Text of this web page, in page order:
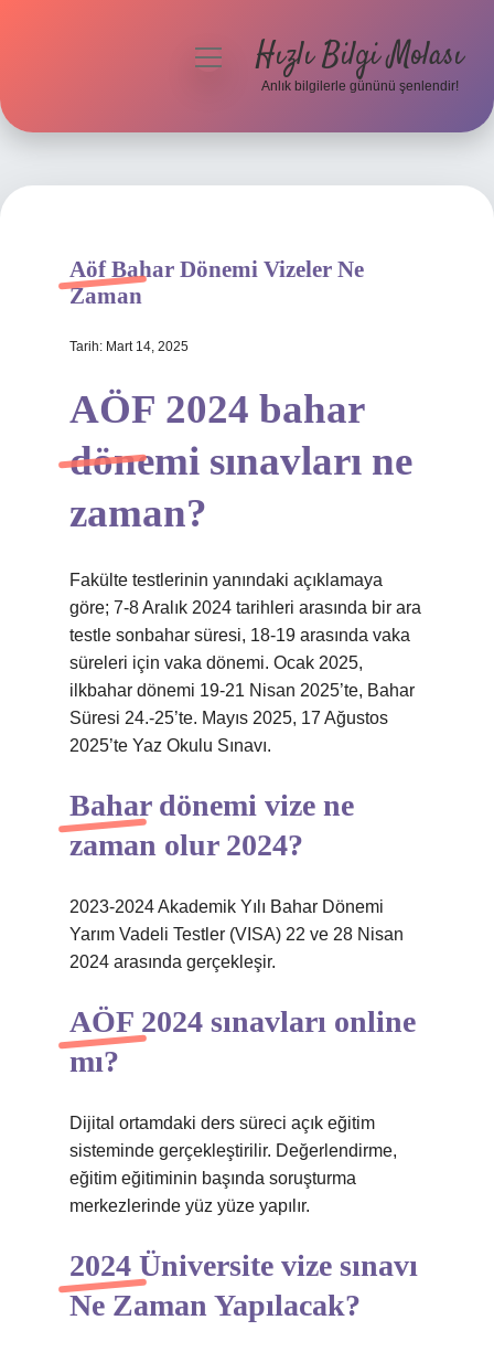
Hakkımızda
menüyüHızlı Bilgi Molası
Anlık bilgilerle gününü şenlendir!
Aöf Bahar Dönemi Vizeler Ne
Zaman
Tarih: Mart 14, 2025
AÖF 2024 bahar
dönemi sınavları ne
zaman?
Fakülte testlerinin yanındaki açıklamaya
göre; 7-8 Aralık 2024 tarihleri ​​arasında bir ara
testle sonbahar süresi, 18-19 arasında vaka
süreleri için vaka dönemi. Ocak 2025,
ilkbahar dönemi 19-21 Nisan 2025’te, Bahar
Süresi 24.-25’te. Mayıs 2025, 17 Ağustos
2025’te Yaz Okulu Sınavı.
Bahar dönemi vize ne
zaman olur 2024?
2023-2024 Akademik Yılı Bahar Dönemi
Yarım Vadeli Testler (VISA) 22 ve 28 Nisan
2024 arasında gerçekleşir.
AÖF 2024 sınavları online
mı?
Dijital ortamdaki ders süreci açık eğitim
sisteminde gerçekleştirilir. Değerlendirme,
eğitim eğitiminin başında soruşturma
merkezlerinde yüz yüze yapılır.
2024 Üniversite vize sınavı
Ne Zaman Yapılacak?